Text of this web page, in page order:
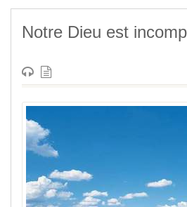
Notre Dieu est